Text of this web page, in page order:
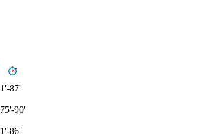
1'-87'
75'-90'
1'-86'